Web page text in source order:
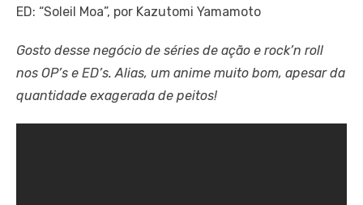
ED: “Soleil Moa”, por Kazutomi Yamamoto
Gosto desse negócio de séries de ação e rock’n roll
nos OP’s e ED’s. Alias, um anime muito bom, apesar da
quantidade exagerada de peitos!